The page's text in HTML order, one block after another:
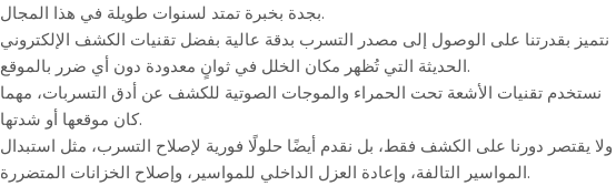
بجدة بخبرة تمتد لسنوات طويلة في هذا المجال.
نتميز بقدرتنا على الوصول إلى مصدر التسرب بدقة عالية بفضل تقنيات الكشف الإلكتروني
الحديثة التي تُظهر مكان الخلل في ثوانٍ معدودة دون أي ضرر بالموقع.
نستخدم تقنيات الأشعة تحت الحمراء والموجات الصوتية للكشف عن أدق التسربات، مهما
كان موقعها أو شدتها.
ولا يقتصر دورنا على الكشف فقط، بل نقدم أيضًا حلولًا فورية لإصلاح التسرب، مثل استبدال
المواسير التالفة، وإعادة العزل الداخلي للمواسير، وإصلاح الخزانات المتضررة.